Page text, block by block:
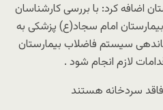
اضافه کرد: با بررسی کارشناسان
امام سجاد(ع) پزشکی به
سیستم فاضلاب بیمارستان
لازم انجام شود .
سردخانه هستند